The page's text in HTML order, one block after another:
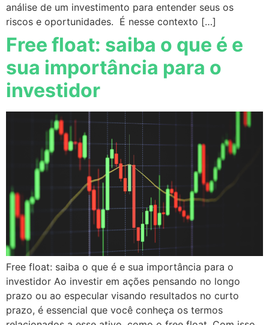
análise de um investimento para entender seus os
riscos e oportunidades. É nesse contexto […]
Free float: saiba o que é e
sua importância para o
investidor
Free float: saiba o que é e sua importância para o
investidor Ao investir em ações pensando no longo
prazo ou ao especular visando resultados no curto
prazo, é essencial que você conheça os termos